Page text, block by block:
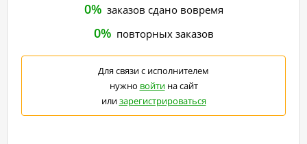
0% заказов сдано вовремя
0% повторных заказов
Для связи с исполнителем
нужно войтина сайт
илизарегистрироваться